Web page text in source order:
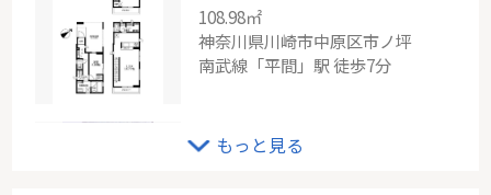
108.98㎡
神奈川県川崎市中原区市ノ坪
南武線「平間」駅 徒歩7分
ＪＲ横浜線「十日市場」新築分譲
-
もっと見る